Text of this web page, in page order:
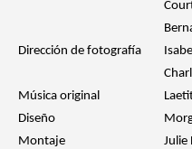
Dirección de fotografía
Música original
Diseño
Montaje
Julie